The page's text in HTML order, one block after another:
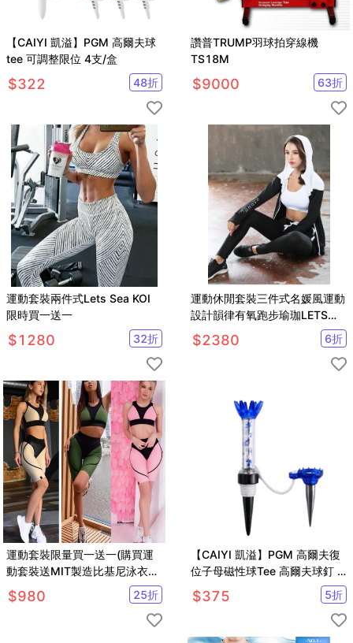
【CAIYI 凱溢】PGM 高爾夫球
tee 可調整限位 4支/盒
$322 48折
讚普TRUMP羽球拍穿線機
TS18M
$9000 63折
運動套裝兩件式Lets Sea KOI
限時買一送一
$1280 32折
運動休閒套裝三件式名媛風運動
設計韻律有氧跑步瑜珈LETS
SEA-KOI限時買一送一
$2380 6折
運動套裝限量買一送一(購買運
動套裝送MIT製造比基尼泳衣一
套
$980 25折
【CAIYI 凱溢】PGM 高爾夫復
位子母磁性球Tee 高爾夫球釘 5
支
$375 5折